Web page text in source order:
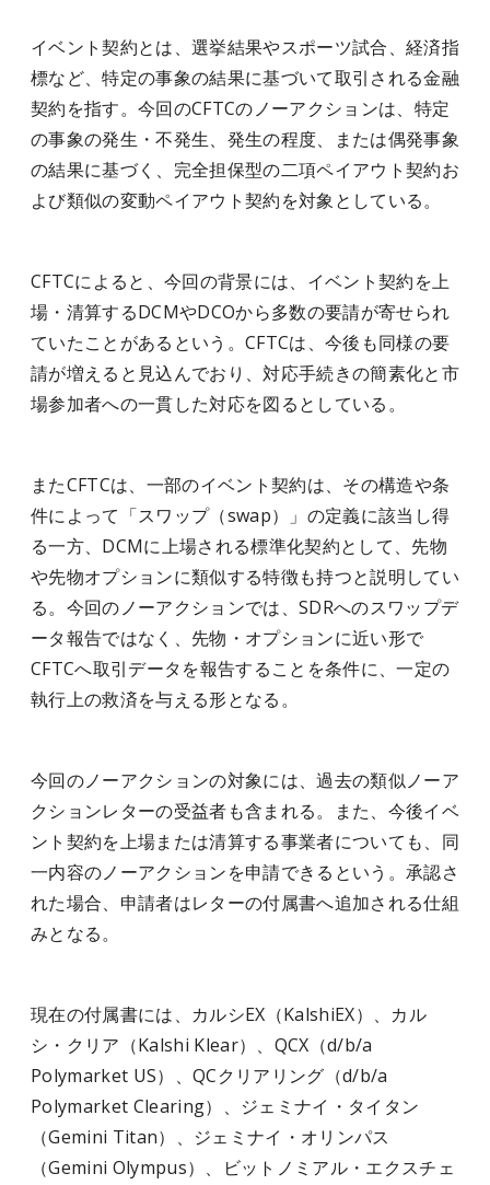
イベント契約とは、選挙結果やスポーツ試合、経済指
標など、特定の事象の結果に基づいて取引される金融
契約を指す。今回のCFTCのノーアクションは、特定
の事象の発生・不発生、発生の程度、または偶発事象
の結果に基づく、完全担保型の二項ペイアウト契約お
よび類似の変動ペイアウト契約を対象としている。
CFTCによると、今回の背景には、イベント契約を上
場・清算するDCMやDCOから多数の要請が寄せられ
ていたことがあるという。CFTCは、今後も同様の要
請が増えると見込んでおり、対応手続きの簡素化と市
場参加者への一貫した対応を図るとしている。
またCFTCは、一部のイベント契約は、その構造や条
件によって「スワップ（swap）」の定義に該当し得
る一方、DCMに上場される標準化契約として、先物
や先物オプションに類似する特徴も持つと説明してい
る。今回のノーアクションでは、SDRへのスワップデ
ータ報告ではなく、先物・オプションに近い形で
CFTCへ取引データを報告することを条件に、一定の
執行上の救済を与える形となる。
今回のノーアクションの対象には、過去の類似ノーア
クションレターの受益者も含まれる。また、今後イベ
ント契約を上場または清算する事業者についても、同
一内容のノーアクションを申請できるという。承認さ
れた場合、申請者はレターの付属書へ追加される仕組
みとなる。
現在の付属書には、カルシEX（KalshiEX）、カル
シ・クリア（Kalshi Klear）、QCX（d/b/a
Polymarket US）、QCクリアリング（d/b/a
Polymarket Clearing）、ジェミナイ・タイタン
（Gemini Titan）、ジェミナイ・オリンパス
（Gemini Olympus）、ビットノミアル・エクスチェ